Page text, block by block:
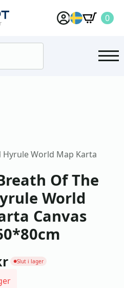
0
Hyrule World Map Karta
Of The
World
Canvas
●Slut i lager